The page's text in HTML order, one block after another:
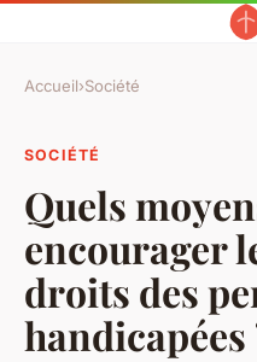
Accueil›Société
SOCIÉTÉ
Quels
encourager
droits des
handicapées